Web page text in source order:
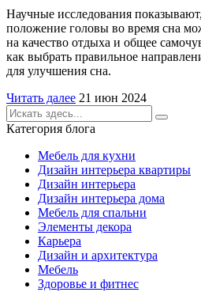
Научные исследования
положение головы во время сна
на качество отдыха и общее
как выбрать правильное
для улучшения сна.
Читать далее 21 июн 2024
Категория блога
Мебель для кухни
Дизайн интерьера квартиры
Дизайн интерьера
Дизайн интерьера дома
Мебель для спальни
Элементы декора
Карьера
Дизайн и архитектура
Мебель
Здоровье и фитнес